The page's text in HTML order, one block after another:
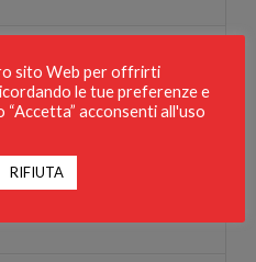
sito Web per offrirti
le tue preferenze e
acconsenti all'uso
RIFIUTA